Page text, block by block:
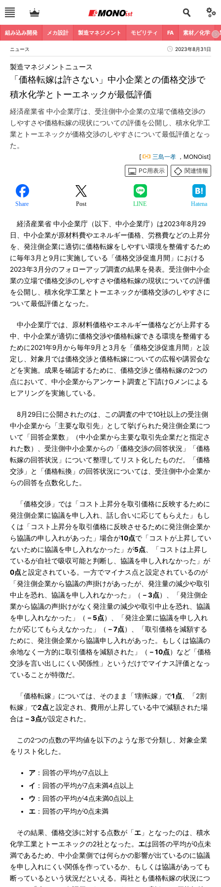
組み込み開発 メカ設計 製造マネジメント モビリティ FA 素材／化学
ニュース 2023年8月31日
「価格転嫁は許さない」中小企業との価格交渉で
積水化学とトーエネックが最低評価
製造マネジメントニュース
経済産業省 中小企業庁は、受注側中小企業の立場で価格交渉の
しやすさや価格転嫁の現状についての評価を公開し、積水化学工
業とトーエネックが価格交渉のしやすさについて最低評価となっ
た。
[ 三島一孝 ，MONOist]
PC用表示
関連情報
Share Post LINE Hatena
経済産業省 中小企業庁（以下、中小企業庁）は2023年8月29
日、中小企業が原材料費やエネルギー価格、労務費などの上昇分
を、発注側企業に適切に価格転嫁をしやすい環境を整備するため
に毎年3月と9月に実施している「価格交渉促進月間」における
2023年3月分のフォローアップ調査の結果を発表。受注側中小企
業の立場で価格交渉のしやすさや価格転嫁の現状についての評価
を公開し、積水化学工業とトーエネックが価格交渉のしやすさに
ついて最低評価となった。
中小企業庁では、原材料価格やエネルギー価格などが上昇する
中、中小企業が適切に価格交渉や価格転嫁できる環境を整備する
ために2021年9月から毎年9月と3月を「価格交渉促進月間」と設
定し、対象月では価格交渉と価格転嫁についての広報や講習会な
どを実施。成果を確認するために、価格交渉と価格転嫁の2つの
点において、中小企業からアンケート調査と下請けGメンによる
ヒアリングを実施している。
8月29日に公開されたのは、この調査の中で10社以上の受注側
中小企業から「主要な取引先」として挙げられた発注側企業につ
いて「回答企業数」（中小企業から主要な取引先企業だと指定さ
れた数）、受注側中小企業からの「価格交渉の回答状況」「価格
転嫁の回答状況」について整理してリスト化したものだ。「価格
交渉」と「価格転換」の回答状況については、受注側中小企業か
らの回答を点数化した。
「価格交渉」では「コスト上昇分を取引価格に反映するために
発注側企業に協議を申し入れ、話し合いに応じてもらえた」もし
くは「コスト上昇分を取引価格に反映させるために発注側企業か
ら協議の申し入れがあった」場合が10点で「コストが上昇してい
ないために協議を申し入れなかった」が5点 、「コストは上昇し
ているが自社で吸収可能と判断し、協議を申し入れなかった」が
0点と設定されている。一方でマイナス点と設定されているのが
「発注側企業から協議の声掛けがあったが、発注量の減少や取引
中止を恐れ、協議を申し入れなかった」（ －3点）、「発注側企
業から協議の声掛けがなく発注量の減少や取引中止を恐れ、協議
を申し入れなかった」（ －5点）、「発注企業に協議を申し入れ
たが応じてもらえなかった」（ －7点）、「取引価格を減額する
ために、発注側企業から協議申し入れがあった。もしくは協議の
余地なく一方的に取引価格を減額された」（ －10点）など「価格
交渉を言い出しにくい関係性」というだけでマイナス評価となっ
ていることが特徴だ。
「価格転嫁」については、そのまま「1割転嫁」で1点 、「2割
転嫁」で2点と設定され、費用が上昇している中で減額された場
合は －3点が設定された。
この2つの点数の平均値を以下のような形で分類し、対象企業
をリスト化した。
ア ：回答の平均が7点以上
イ ：回答の平均が7点未満4点以上
ウ ：回答の平均が4点未満0点以上
エ ：回答の平均が0点未満
その結果、価格交渉に対する点数が「エ 」となったのは、積水
化学工業とトーエネックの2社となった。 エは回答の平均が0点未
満であるため、中小企業側では何らかの影響が出ているのに協議
を申し入れにくい関係を作っているか、もしくは協議があっても
断っているという状況だといえる。両社とも価格転嫁の状況につ